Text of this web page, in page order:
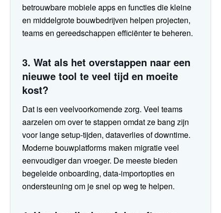
betrouwbare mobiele apps en functies die kleine
en middelgrote bouwbedrijven helpen projecten,
teams en gereedschappen efficiënter te beheren.
3. Wat als het overstappen naar een
nieuwe tool te veel tijd en moeite
kost?
Dat is een veelvoorkomende zorg. Veel teams
aarzelen om over te stappen omdat ze bang zijn
voor lange setup-tijden, dataverlies of downtime.
Moderne bouwplatforms maken migratie veel
eenvoudiger dan vroeger. De meeste bieden
begeleide onboarding, data-importopties en
ondersteuning om je snel op weg te helpen.